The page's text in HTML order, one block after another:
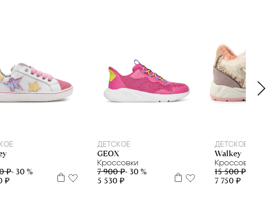
₽- 30 %
₽
ДЕТСКОЕ
GEOX
Кроссовки
7 900 ₽- 30 %
5 530 ₽
ДЕТСКОЕ
Walkey
Кроссовки
15 500 ₽- 50 %
7 750 ₽